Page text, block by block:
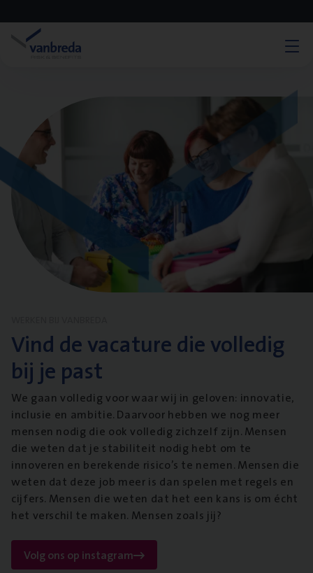
Vind de vacature die volledig
bij je past
We gaan volledig voor waar wij in geloven: innovatie,
inclusie en ambitie. Daarvoor hebben we nog meer
mensen nodig die ook volledig zichzelf zijn. Mensen
die weten dat je stabiliteit nodig hebt om te
innoveren en berekende risico’s te nemen. Mensen die
weten dat deze job meer is dan spelen met regels en
cijfers. Mensen die weten dat het een kans is om écht
het verschil te maken. Mensen zoals jij?
Volg ons op instagram